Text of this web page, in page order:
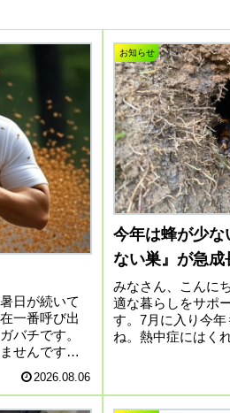
日が続いて
一番呼び出
バチです。
せんです
へ可能な限
2026.08.06
お知らせ
今年は蜂が少な
ない巣』が急成
みなさん、こんに
適な暮らしをサポ
す。7月に入り今
ね。熱中症にはく